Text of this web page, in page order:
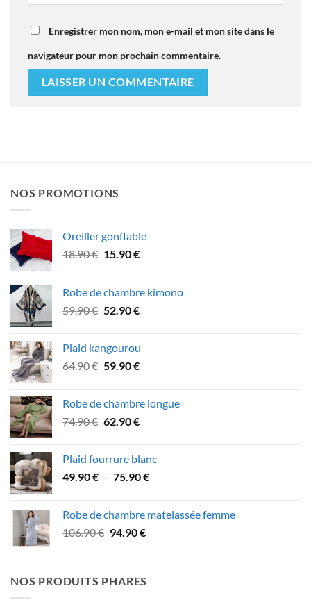
Enregistrer mon nom, mon e-mail et mon site dans le
navigateur pour mon prochain commentaire.
NOS PROMOTIONS
Oreiller gonflable
18.90€ Le
était :
18.90 €.
15.90€Le
est :
15.90 €.
Robe de chambre kimono
59.90€ Le
était :
59.90 €.
52.90€Le
est :
52.90 €.
Plaid kangourou
64.90€ Le
était :
64.90 €.
59.90€Le
est :
59.90 €.
Robe de chambre longue
74.90€ Le
était :
74.90 €.
62.90€Le
est :
62.90 €.
Plaid fourrure blanc
49.90€ – 75.90€Plage
49.90 €
Robe de chambre matelassée femme
106.90€ Le
était :
106.90 €.
94.90€Le
est :
94.90 €.
NOS PRODUITS PHARES